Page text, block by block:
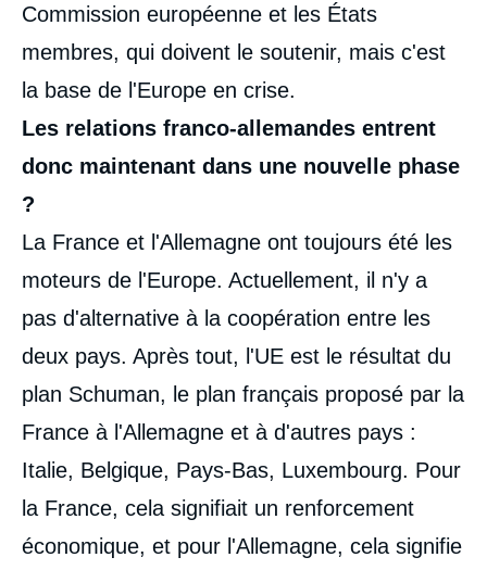
Commission européenne et les États
membres, qui doivent le soutenir, mais c'est
la base de l'Europe en crise.
Les relations franco-allemandes entrent
donc maintenant dans une nouvelle phase
?
La France et l'Allemagne ont toujours été les
moteurs de l'Europe. Actuellement, il n'y a
pas d'alternative à la coopération entre les
deux pays. Après tout, l'UE est le résultat du
plan Schuman, le plan français proposé par la
France à l'Allemagne et à d'autres pays :
Italie, Belgique, Pays-Bas, Luxembourg. Pour
la France, cela signifiait un renforcement
économique, et pour l'Allemagne, cela signifie